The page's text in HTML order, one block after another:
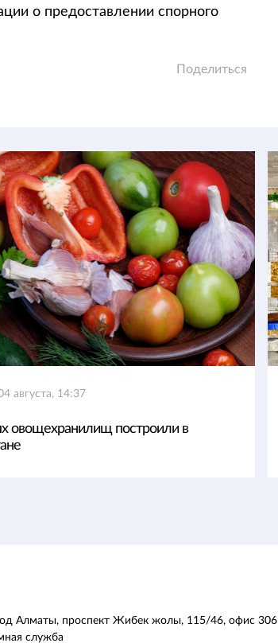
о предоставлении спорного
Поделиться
августа, 14:37
овощехранилищ построили в
Алматы, проспект Жибек жолы, 115/46, офис 306
служба